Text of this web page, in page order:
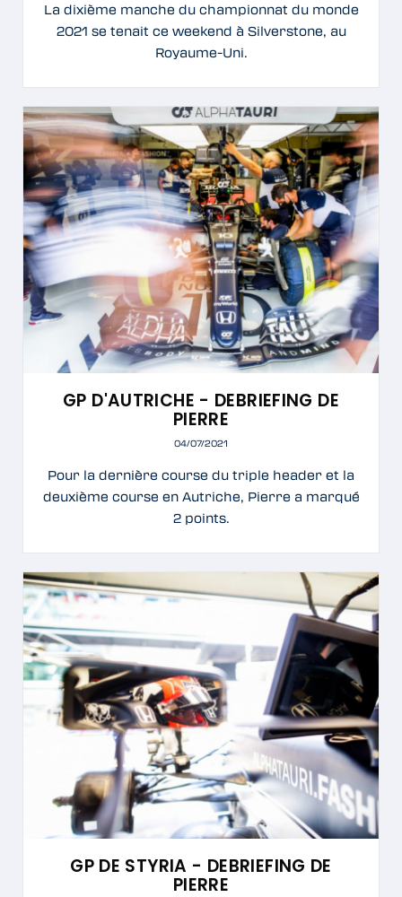
La dixième manche du championnat du monde
2021 se tenait ce weekend à Silverstone, au
Royaume-Uni.
GP D'AUTRICHE - DEBRIEFING DE
PIERRE
04/07/2021
Pour la dernière course du triple header et la
deuxième course en Autriche, Pierre a marqué
2 points.
GP DE STYRIA - DEBRIEFING DE
PIERRE